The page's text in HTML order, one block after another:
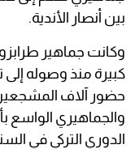
بين أنصار الأندية.
وكانت جماهير
كبيرة منذ وصوله
حضور آلاف
والجماهيري الواسع
الدوري التركي في